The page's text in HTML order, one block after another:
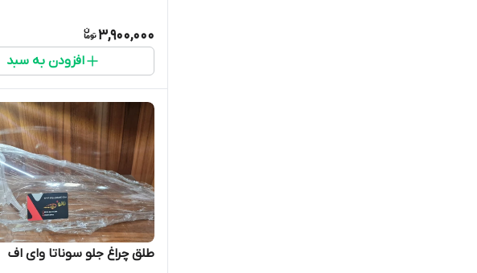
3,900,000
افزودن به سبد
طلق چراغ جلو سوناتا وای اف